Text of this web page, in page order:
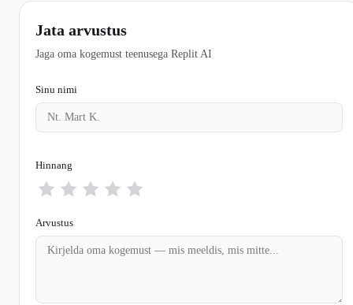
Jata arvustus
Jaga oma kogemust teenusega Replit AI
Sinu nimi
Hinnang
Arvustus